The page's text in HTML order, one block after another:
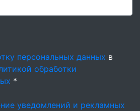
персональных данных в
обработки
*
уведомлений и рекламных